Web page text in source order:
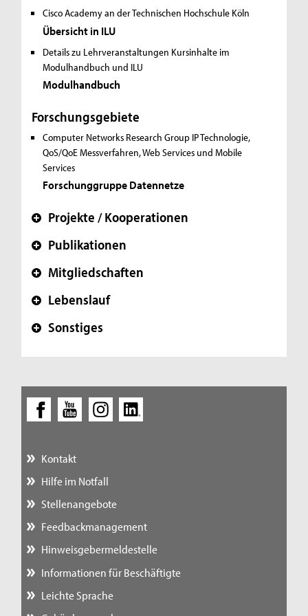
Cisco Academy an der Technischen Hochschule Köln
Übersicht in ILU
Details zu Lehrveranstaltungen Kursinhalte im
Modulhandbuch und ILU
Modulhandbuch
Forschungsgebiete
Computer Networks Research Group IP Technologie,
QoS/QoE Messverfahren, Web Services und Mobile
Services
Forschunggruppe Datennetze
+ Projekte / Kooperationen
+ Publikationen
+ Mitgliedschaften
+ Lebenslauf
+ Sonstiges
Kontakt
Hilfe im Notfall
Stellenangebote
Feedbackmanagement
Hinweisgebermeldestelle
Informationen für Beschäftigte
Leichte Sprache